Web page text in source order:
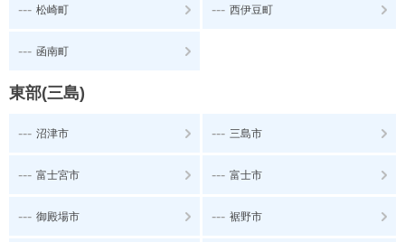
--- 松崎町 --- 西伊豆町
--- 函南町
東部(三島)
--- 沼津市 --- 三島市
--- 富士宮市 --- 富士市
--- 御殿場市 --- 裾野市